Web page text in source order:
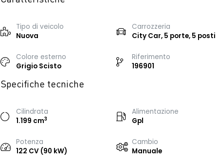
Tipo di veicolo
Nuova
Carrozzeria
City Car, 5 porte, 5 posti
Colore esterno
Grigio Scisto
Riferimento
196901
Specifiche tecniche
Cilindrata
1.199 cm3
Alimentazione
Gpl
Potenza
122 CV (90 kW)
Cambio
Manuale